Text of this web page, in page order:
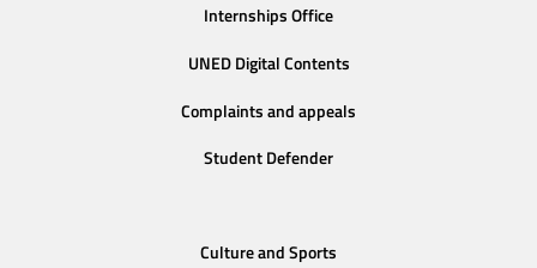
Internships Office
UNED Digital Contents
Complaints and appeals
Student Defender
Culture and Sports